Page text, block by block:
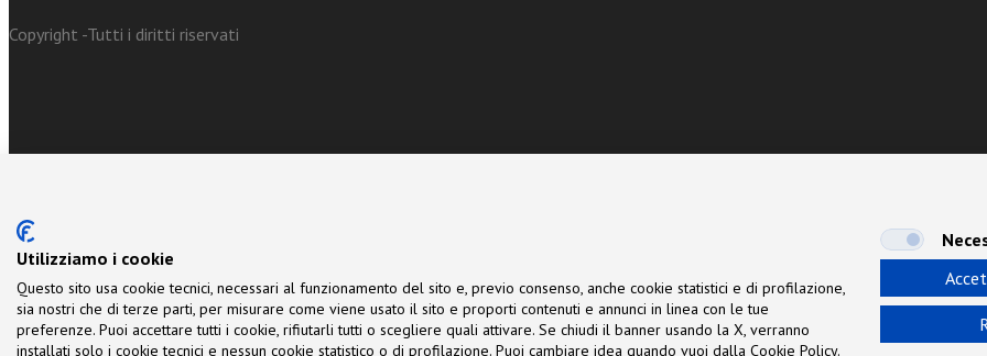
Copyright -Tutti i diritti riservati
Utilizziamo i cookie
Questo sito usa cookie tecnici, necessari al funzionamento del sito e, previo consenso, anche cookie statistici e di profilazione,
sia nostri che di terze parti, per misurare come viene usato il sito e proporti contenuti e annunci in linea con le tue
preferenze. Puoi accettare tutti i cookie, rifiutarli tutti o scegliere quali attivare. Se chiudi il banner usando la X, verranno
installati solo i cookie tecnici e nessun cookie statistico o di profilazione. Puoi cambiare idea quando vuoi dalla Cookie Policy.